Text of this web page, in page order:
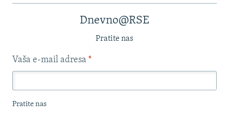
Dnevno@RSE
Pratite nas
Vaša e-mail adresa *
Pratite nas